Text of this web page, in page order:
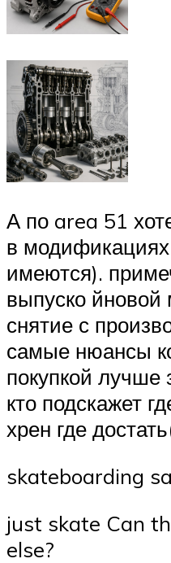
А по area 51
в
имеются).
выпуско
снятие с
самые нюансы
покупкой лучше
кто подскажет
хрен где
skateboarding
just skate Can
else?